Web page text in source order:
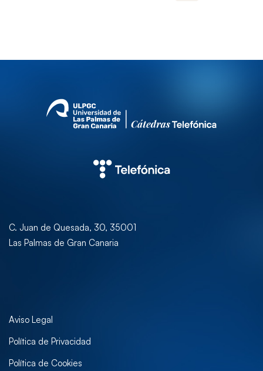
C. Juan de Quesada, 30, 35001
Las Palmas de Gran Canaria
Aviso Legal
Política de Privacidad
Política de Cookies